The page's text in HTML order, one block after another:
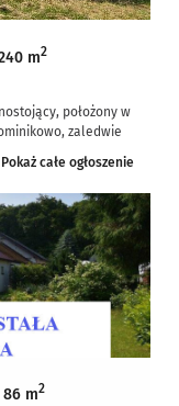
m2
położony w
zaledwie
Pokaż całe ogłoszenie
m2